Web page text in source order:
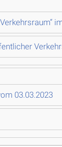
03.03.2023